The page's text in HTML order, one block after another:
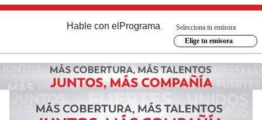
Hable con el Programa
Selecciona tu emisora
Elige tu emisora